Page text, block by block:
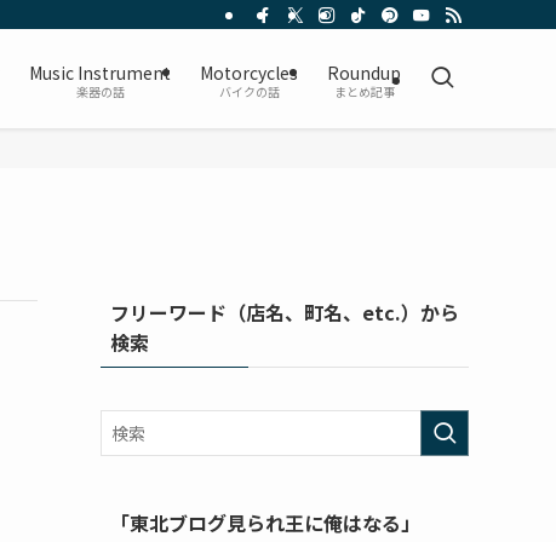
Music Instrument
楽器の話
Motorcycles
バイクの話
Roundup
まとめ記事
フリーワード（店名、町名、etc.）から
検索
「東北ブログ見られ王に俺はなる」